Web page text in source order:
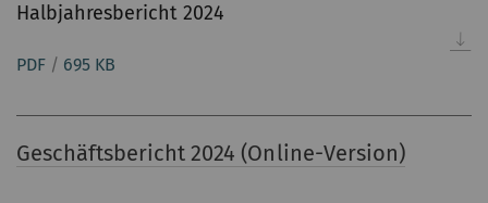
Halbjahresbericht 2024
PDF / 695 KB
Geschäftsbericht 2024 (Online-Version)